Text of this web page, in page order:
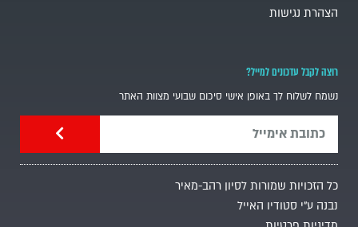
הצהרת נגישות
רוצה לקבל עדכונים למייל?
נשמח לשלוח לך באופן אישי סיכום שבועי מצוות האתר
כל הזכויות שמורות לסיון רהב-מאיר
נבנה ע"י סטודיו האייל